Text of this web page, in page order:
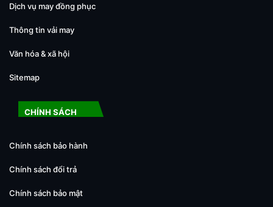
Dịch vụ may đồng phục
Thông tin vải may
Văn hóa & xã hội
Sitemap
CHÍNH SÁCH
Chính sách bảo hành
Chính sách đổi trả
Chính sách bảo mật